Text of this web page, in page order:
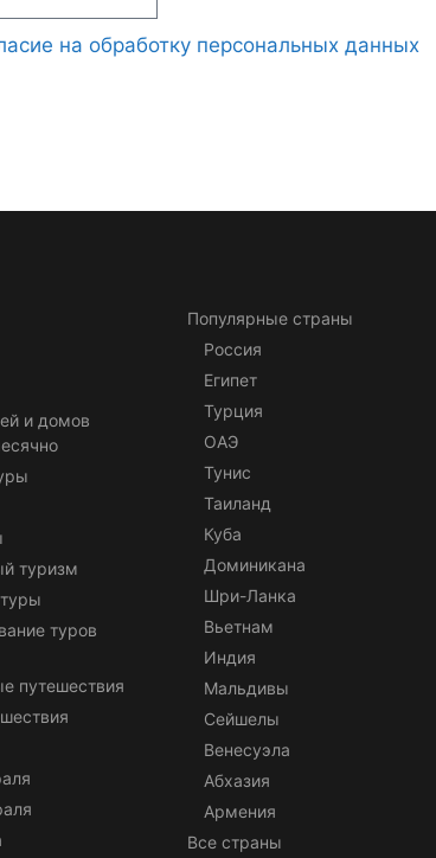
на обработку персональных данных
и домов
туризм
туров
путешествия
Популярные страны
Россия
Египет
Турция
ОАЭ
Тунис
Таиланд
Куба
Доминикана
Шри-Ланка
Вьетнам
Индия
Мальдивы
Сейшелы
Венесуэла
Абхазия
Армения
Все страны